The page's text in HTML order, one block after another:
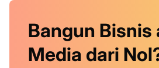
Bangun Bisnis
Media dari